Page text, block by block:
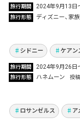
旅行期間 2024年9月13日
旅行形態 ディズニー 家
Vol.1113
幼い頃からの夢
リア3都市でや
シドニー ケアン
旅行期間 2024年9月26日
旅行形態 ハネムーン 投
Vol.1086
ドジャース戦観
ロサンゼルス ア